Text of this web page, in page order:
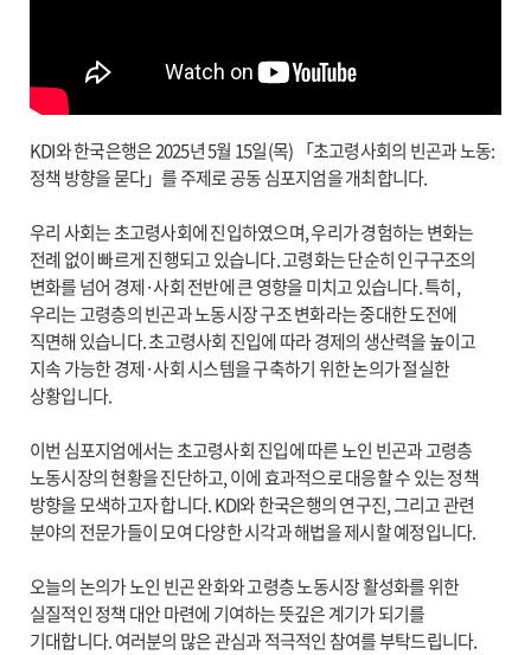
KDI와 한국은행은 2025년 5월 15일(목) 「초고령사회의 빈곤과 노동:
정책 방향을 묻다」를 주제로 공동 심포지엄을 개최합니다.
우리 사회는 초고령사회에 진입하였으며, 우리가 경험하는 변화는
전례 없이 빠르게 진행되고 있습니다. 고령화는 단순히 인구구조의
변화를 넘어 경제·사회 전반에 큰 영향을 미치고 있습니다. 특히,
우리는 고령층의 빈곤과 노동시장 구조 변화라는 중대한 도전에
직면해 있습니다. 초고령사회 진입에 따라 경제의 생산력을 높이고
지속 가능한 경제·사회 시스템을 구축하기 위한 논의가 절실한
상황입니다.
이번 심포지엄에서는 초고령사회 진입에 따른 노인 빈곤과 고령층
노동시장의 현황을 진단하고, 이에 효과적으로 대응할 수 있는 정책
방향을 모색하고자 합니다. KDI와 한국은행의 연구진, 그리고 관련
분야의 전문가들이 모여 다양한 시각과 해법을 제시할 예정입니다.
오늘의 논의가 노인 빈곤 완화와 고령층 노동시장 활성화를 위한
실질적인 정책 대안 마련에 기여하는 뜻깊은 계기가 되기를
기대합니다. 여러분의 많은 관심과 적극적인 참여를 부탁드립니다.